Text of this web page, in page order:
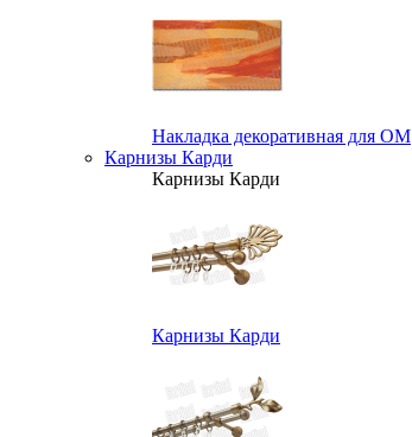
Накладка декоративная для ОМ
Карнизы Карди
Карнизы Карди
Карнизы Карди